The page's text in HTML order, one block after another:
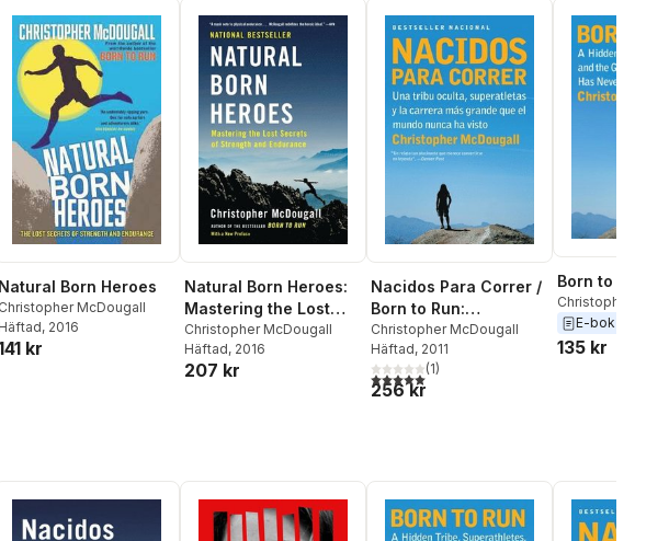
Natural Born Heroes
Christopher McDougall
Häftad, 2016
kr
Natural Born Heroes:
Mastering the Lost
Secrets of Strength
and Endurance
Christopher McDougall
Häftad, 2016
207 kr
Nacidos Para Correr /
Born to Run:
Superatletas, Una
Tribu Oculta Y La
Carrera Más Grande
Que El Mundo Nunca
Christopher McDougall
Häftad, 2011
5,0utav 5 stjärnor. Totalt antal röster:
(1)
256 kr
Born to Run
Christopher
E-bok
135 kr